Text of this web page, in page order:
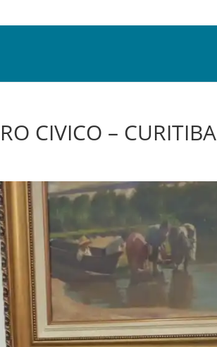
CIVICO – CURITIBA